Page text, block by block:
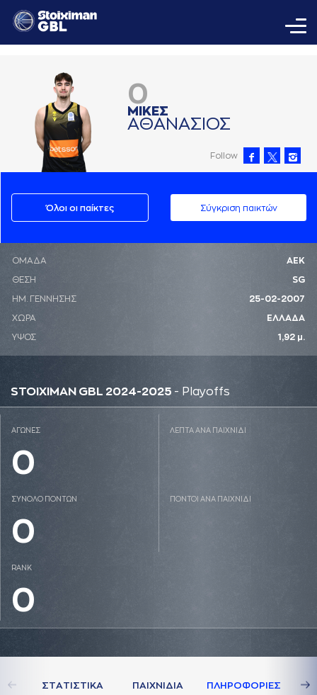
0
ΜΙΚΕΣ
AΘAΝAΣΙΟΣ
Follow
Όλοι οι παίκτες Σύγκριση παικτών
ΟΜΑΔΑ ΑΕΚ
ΘΕΣΗ SG
ΗΜ. ΓΕΝΝΗΣΗΣ 25-02-2007
ΧΩΡΑ ΕΛΛΑΔΑ
ΥΨΟΣ 1,92 μ.
STOIXIMAN GBL 2024-2025 - Playoffs
ΑΓΩΝΕΣ
0
ΛΕΠΤΑ ΑΝΑ ΠΑΙΧΝΙΔΙ
ΣΥΝΟΛΟ ΠΟΝΤΩΝ
0
ΠΟΝΤΟΙ ΑΝΑ ΠΑΙΧΝΙΔΙ
RANK
0
ΣΤAΤΙΣΤΙΚA ΠAΙΧΝΙΔΙA ΠΛΗΡΟΦΟΡΙΕΣ